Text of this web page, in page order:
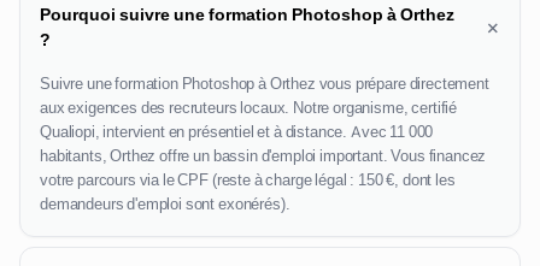
Pourquoi suivre une formation Photoshop à Orthez
?
+
Suivre une formation Photoshop à Orthez vous prépare directement
aux exigences des recruteurs locaux. Notre organisme, certifié
Qualiopi, intervient en présentiel et à distance. Avec 11 000
habitants, Orthez offre un bassin d'emploi important. Vous financez
votre parcours via le CPF (reste à charge légal : 150 €, dont les
demandeurs d'emploi sont exonérés).